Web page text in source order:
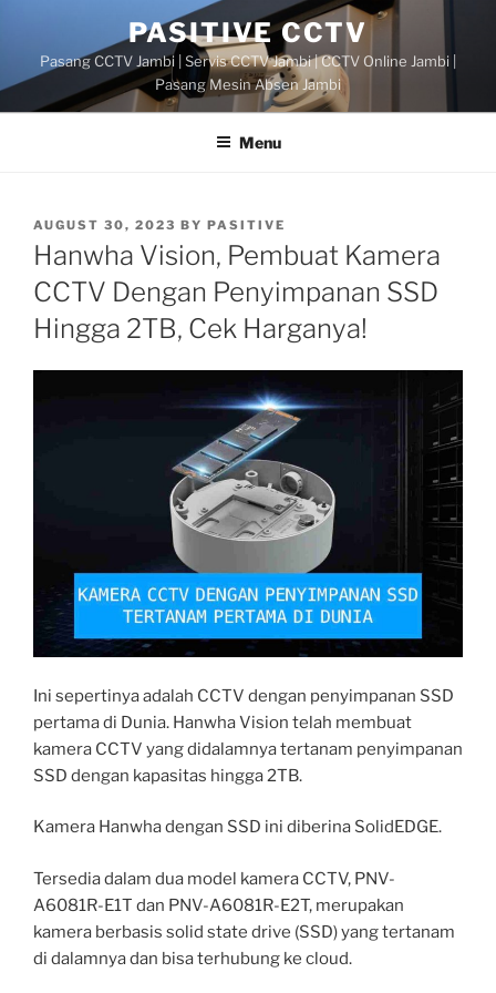
content
PASITIVE CCTV
Pasang CCTV Jambi | Servis CCTV Jambi | CCTV Online Jambi |
Pasang Mesin Absen Jambi
Menu
POSTED
ON
AUGUST 30, 2023 BY PASITIVE
Hanwha Vision, Pembuat Kamera
CCTV Dengan Penyimpanan SSD
Hingga 2TB, Cek Harganya!
Ini sepertinya adalah CCTV dengan penyimpanan SSD
pertama di Dunia. Hanwha Vision telah membuat
kamera CCTV yang didalamnya tertanam penyimpanan
SSD dengan kapasitas hingga 2TB.
Kamera Hanwha dengan SSD ini diberina SolidEDGE.
Tersedia dalam dua model kamera CCTV, PNV-
A6081R-E1T dan PNV-A6081R-E2T, merupakan
kamera berbasis solid state drive (SSD) yang tertanam
di dalamnya dan bisa terhubung ke cloud.